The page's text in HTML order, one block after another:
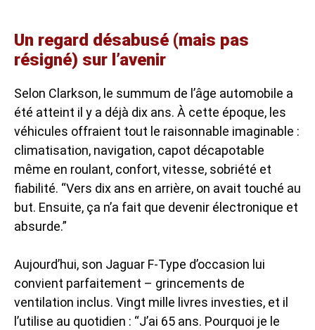
Un regard désabusé (mais pas
résigné) sur l’avenir
Selon Clarkson, le summum de l’âge automobile a
été atteint il y a déjà dix ans. À cette époque, les
véhicules offraient tout le raisonnable imaginable :
climatisation, navigation, capot décapotable
même en roulant, confort, vitesse, sobriété et
fiabilité. “Vers dix ans en arrière, on avait touché au
but. Ensuite, ça n’a fait que devenir électronique et
absurde.”
Aujourd’hui, son Jaguar F-Type d’occasion lui
convient parfaitement – grincements de
ventilation inclus. Vingt mille livres investies, et il
l’utilise au quotidien : “J’ai 65 ans. Pourquoi je le